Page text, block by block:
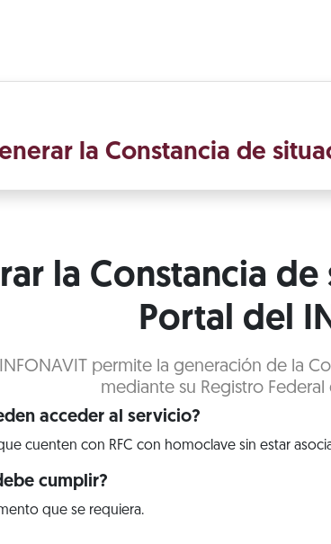
la Constancia de
la Constancia
Portal del
permite la generación de la
mediante su Registro
acceder al servicio?
cuenten con RFC con homoclave sin estar
cumplir?
que se requiera.